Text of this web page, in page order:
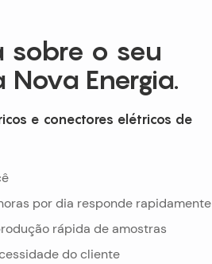
sobre o seu
Energia.
e conectores elétricos de
por dia responde rapidamente
rápida de amostras
do cliente